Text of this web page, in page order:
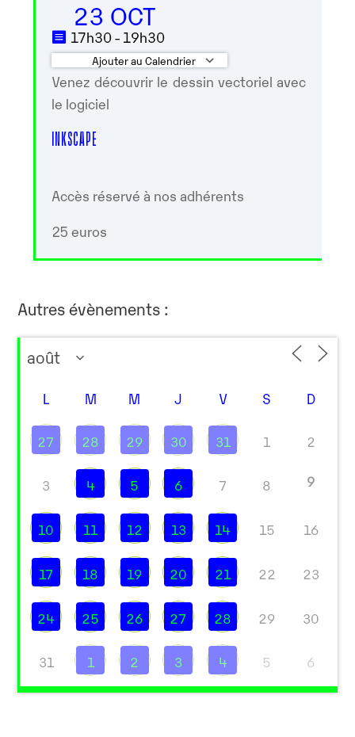
23 OCT
17h30 - 19h30
Ajouter au Calendrier
Télécharger ICS Calendrier Google
Venez découvrir le dessin vectoriel avec
le logiciel
INKSCAPE
Accès réservé à nos adhérents
25 euros
Autres évènements :
L M M J V S D
27 28 29 30 31 1 2
3 4 5 6 7 8 9
10 11 12 13 14 15 16
17 18 19 20 21 22 23
24 25 26 27 28 29 30
31 1 2 3 4 5 6